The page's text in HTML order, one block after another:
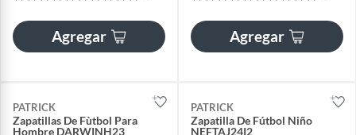
Agregar Agregar
PATRICK
Zapatillas De Fùtbol Para
Hombre DARWINH23
PATRICK
Zapatilla De Fútbol Niño
NEFTAJ24I2